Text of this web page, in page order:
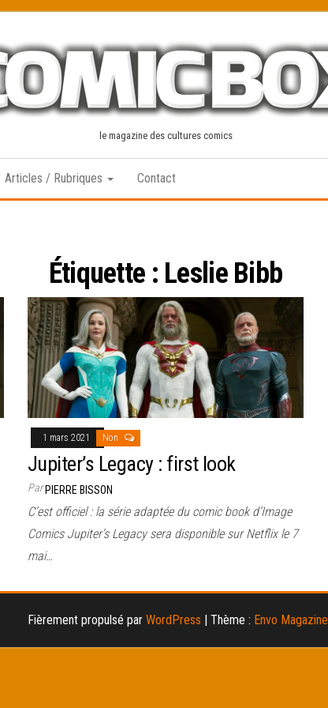
le magazine des cultures comics
Articles / Rubriques Contact
Étiquette : Leslie Bibb
1 mars 2021 Non
Jupiter’s Legacy : first look
ParPIERRE BISSON
C’est officiel : la série adaptée du comic book d’Image
Comics Jupiter’s Legacy sera disponible sur Netflix le 7
mai…
Fièrement propulsé par WordPress | Thème : Envo Magazine